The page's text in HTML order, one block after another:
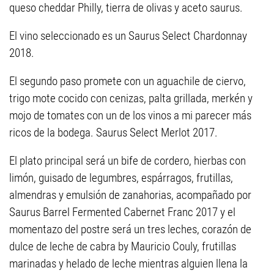
queso cheddar Philly, tierra de olivas y aceto saurus.
El vino seleccionado es un Saurus Select Chardonnay
2018.
El segundo paso promete con un aguachile de ciervo,
trigo mote cocido con cenizas, palta grillada, merkén y
mojo de tomates con un de los vinos a mi parecer más
ricos de la bodega. Saurus Select Merlot 2017.
El plato principal será un bife de cordero, hierbas con
limón, guisado de legumbres, espárragos, frutillas,
almendras y emulsión de zanahorias, acompañado por
Saurus Barrel Fermented Cabernet Franc 2017 y el
momentazo del postre será un tres leches, corazón de
dulce de leche de cabra by Mauricio Couly, frutillas
marinadas y helado de leche mientras alguien llena la